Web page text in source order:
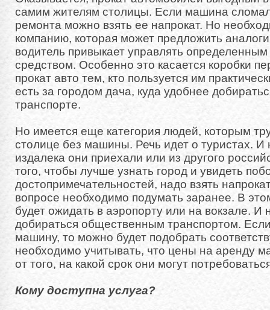
самим жителям столицы. Если машина
ремонта можно взять ее напрокат. Но
компанию, которая может предложить
водитель привыкает управлять
средством. Особенно это касается коробки
прокат авто тем, кто пользуется им
есть за городом дача, куда удобнее
транспорте.
Но имеется еще категория людей, которым
столице без машины. Речь идет о туристах. И
издалека они приехали или из другого
того, чтобы лучше узнать город и увидеть
достопримечательностей, надо взять
вопросе необходимо подумать заранее. В
будет ожидать в аэропорту или на вокзале. И
добираться общественным транспортом.
машину, то можно будет подобрать
необходимо учитывать, что цены на аренду
от того, на какой срок они могут
Кому доступна услуга?